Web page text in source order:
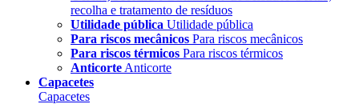
recolha e tratamento de resíduos
Utilidade pública Utilidade pública
Para riscos mecânicos Para riscos mecânicos
Para riscos térmicos Para riscos térmicos
Anticorte Anticorte
Capacetes
Capacetes